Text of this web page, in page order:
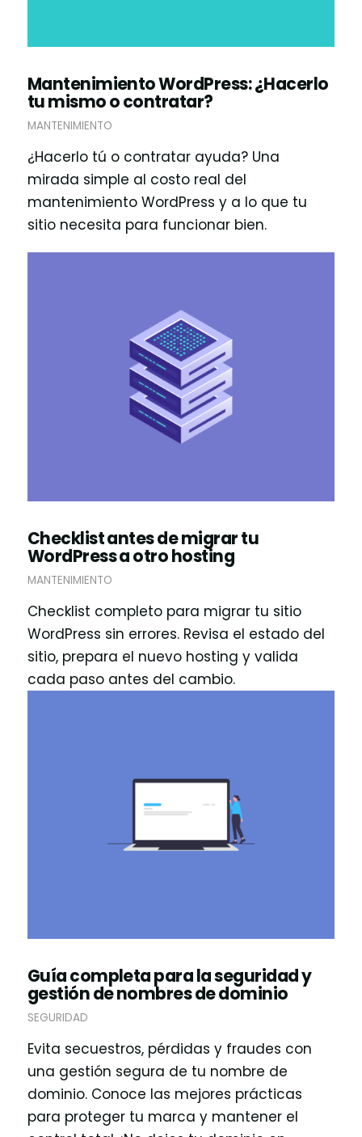
Mantenimiento WordPress: ¿Hacerlo
tu mismo o contratar?
MANTENIMIENTO
¿Hacerlo tú o contratar ayuda? Una
mirada simple al costo real del
mantenimiento WordPress y a lo que tu
sitio necesita para funcionar bien.
Checklist antes de migrar tu
WordPress a otro hosting
MANTENIMIENTO
Checklist completo para migrar tu sitio
WordPress sin errores. Revisa el estado del
sitio, prepara el nuevo hosting y valida
cada paso antes del cambio.
Guía completa para la seguridad y
gestión de nombres de dominio
SEGURIDAD
Evita secuestros, pérdidas y fraudes con
una gestión segura de tu nombre de
dominio. Conoce las mejores prácticas
para proteger tu marca y mantener el